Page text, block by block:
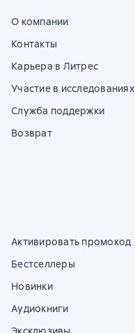
О компании
Контакты
Карьера в Литрес
Участие в исследованиях
Служба поддержки
Возврат
Активировать промокод
Бестселлеры
Новинки
Аудиокниги